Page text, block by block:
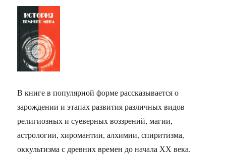
В книге в популярной форме рассказывается о
зарождении и этапах развития различных видов
религиозных и суеверных воззрений, магии,
астрологии, хиромантии, алхимии, спиритизма,
оккультизма с древних времен до начала ХХ века.